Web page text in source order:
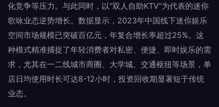
化竞争等压力。与此同时，以“双人自助KTV”为代表的迷你
歌咏业态逆势增长。数据显示，2023年中国线下迷你娱乐
空间市场规模已突破百亿元，年复合增长率超过25%。这
种模式精准捕捉了年轻消费者对私密、便捷、即时娱乐的需
求，尤其在一二线城市商圈、大学城、交通枢纽等场景，单
店日均使用时长可达8-12小时，投资回收期显著短于传统
业态。